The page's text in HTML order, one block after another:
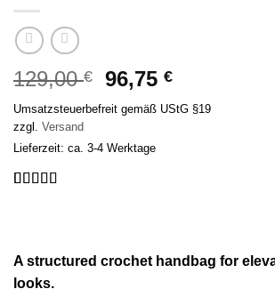
129,00€
Ursprünglicher
Preis
war:
129,00 €
96,75€Aktueller
Preis
ist:
Umsatzsteuerbefreit gemäß UStG §19
zzgl. Versand
Lieferzeit: ca. 3-4 Werktage
Kundenbewertungen
A structured crochet handbag for
looks.